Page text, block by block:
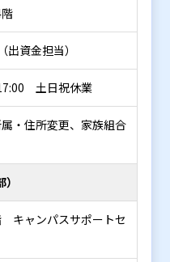
（出資金担当）
土日祝休業
・住所変更、家族組合
キャンパスサポートセ